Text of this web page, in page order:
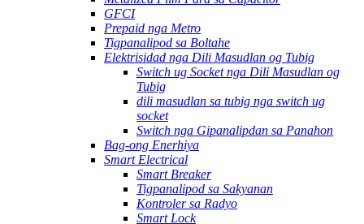
GFCI
Prepaid nga Metro
Tigpanalipod sa Boltahe
Elektrisidad nga Dili Masudlan og Tubig
Switch ug Socket nga Dili Masudlan og
Tubig
dili masudlan sa tubig nga switch ug
socket
Switch nga Gipanalipdan sa Panahon
Bag-ong Enerhiya
Smart Electrical
Smart Breaker
Tigpanalipod sa Sakyanan
Kontroler sa Radyo
Smart Lock